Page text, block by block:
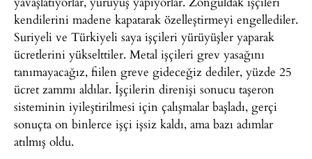
kendilerini madene kapatarak özelleştirmeyi engellediler.
Suriyeli ve Türkiyeli saya işçileri yürüyüşler yaparak
ücretlerini yükselttiler. Metal işçileri grev yasağını
tanımayacağız, fiilen greve gideceğiz dediler, yüzde 25
ücret zammı aldılar. İşçilerin direnişi sonucu taşeron
sisteminin iyileştirilmesi için çalışmalar başladı, gerçi
sonuçta on binlerce işçi işsiz kaldı, ama bazı adımlar
atılmış oldu.